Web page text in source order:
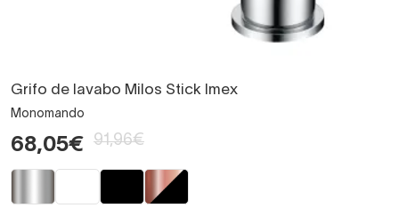
Grifo de lavabo Milos Stick Imex
Monomando
68,05€ 91,96€